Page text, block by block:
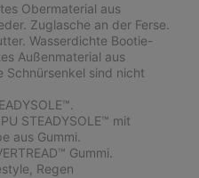
Obermaterial aus
Zuglasche an der Ferse.
Wasserdichte Bootie-
Außenmaterial aus
Schnürsenkel sind nicht
STEADYSOLE™ mit
aus Gummi.
Gummi.
Regen